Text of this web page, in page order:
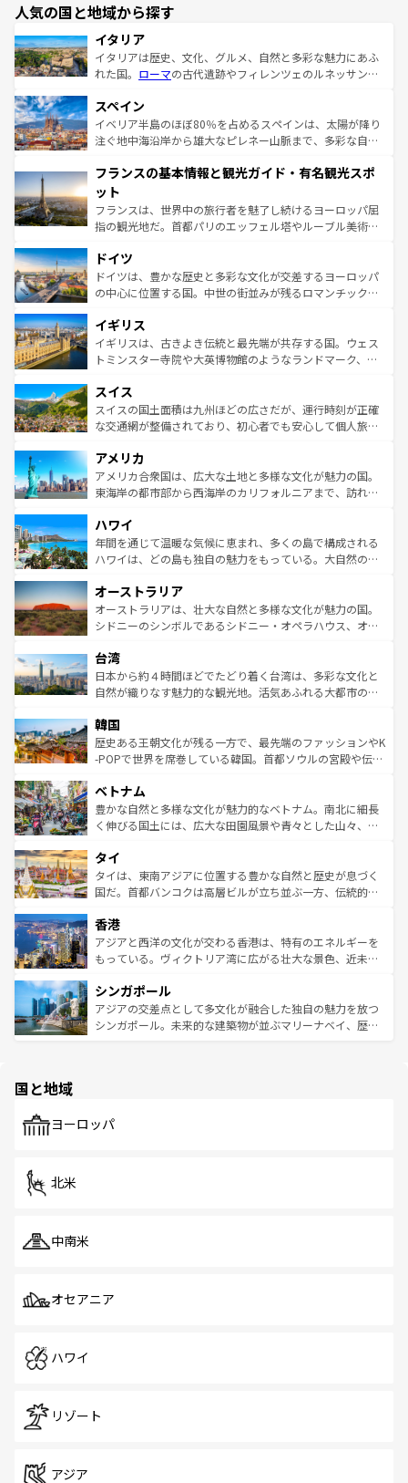
人気の国と地域から探す
イタリア
イタリアは歴史、文化、グルメ、自然と多彩な魅力にあふ
れた国。 ローマの古代遺跡やフィレンツェのルネッサンス
ろん、トスカーナの美しい田園風景やアマルフィ海岸の絶
景など、自然景観も見逃せない。観光の合間には、本場の
ピザやパスタなど、絶品のイタリア料理を堪能することも
ませてくれるイタリアで、忘れられない旅をしてみよう！
なお、新着のイタリア情報は
しい。
スペイン
イベリア半島のほぼ80％を占めるスペインは、太陽が降り
注ぐ地中海沿岸から雄大なピレネー山脈まで、多彩な自然
文化が根付くこの国では、情熱的なフラメンコ、熱気あふ
れる闘牛、そして美味しいタパスが生活の一部となってい
る。首都マドリードの洗練された雰囲気や、バルセロナの
アートに溢れた街角から、地方では古代ローマ遺跡や中世
せる。地方によって風土や気候が異なるスペインはその個
性で訪れる人を魅了する。 なお、新着のスペイン情報は コ
ンテンツ一覧を参照してほしい。
フランスの基本情報と観光ガイド・有名観光スポ
ット
フランスは、世界中の旅行者を魅了し続けるヨーロッパ屈
指の観光地だ。首都パリのエッフェル塔やルーブル美術館
で、幅広い魅力が詰まっている。華麗な宮殿、歴史的な大
聖堂、美しいビーチ、そして豊かな自然が、訪れる者を心
から魅了する。また、フランスは美食の国としても知ら
いる。シャンパンの発祥地であるランス、プロヴァンスの
香り高いラベンダー畑など、多彩な楽しみ方が可能だ。さ
らに、パリ以外の地域にも魅力が溢れており、どの街角に
れる地方に足を運ぶとそれぞれで全く異なる文化を体験で
きるだろう。 なお、新着のフランス情報はコンテンツ一覧
を参照してほしい。
ドイツ
ドイツは、豊かな歴史と多彩な文化が交差するヨーロッパ
の中心に位置する国。中世の街並みが残るロマンチック街
顔を持つこの国は、どこを歩いても飽きることがない。ベ
ルリンの文化的活気、バイエルン州のアルプスの絶景、そ
してライン川沿いのワイン畑といった風景は必見。ビール
は、お酒好きな人にはぜひ体験してほしい。 なお、新着の
ドイツ情報はコンテンツ一覧を参照してほしい。
イギリス
イギリスは、古きよき伝統と最先端が共存する国。ウェス
トミンスター寺院や大英博物館のようなランドマーク、歴
リアごとに異なる魅力がある。また、優雅なアフタヌーン
ティー、ビール好きにはたまらない英国パブ、サッカー観
戦など、本場だからこそできる体験も豊富。イギリスを旅
ンツ一覧を参照してほしい。
スイス
スイスの国土面積は九州ほどの広さだが、運行時刻が正確
な交通網が整備されており、初心者でも安心して個人旅行
の建物がそのまま残る町や、スイスならではのユニークな
博物館もあり、アルプス観光だけでなく町歩きも満喫する
ことができる。国民の所得が高いため物価も高いが、旅行
ば市内交通費無料で観光を楽しむこともできる。 なお、新
着のスイス情報はコンテンツ一覧 を参照してほしい。
アメリカ
アメリカ合衆国は、広大な土地と多様な文化が魅力の国。
東海岸の都市部から西海岸のカリフォルニアまで、訪れる
のような巨大都市は、観光、ショッピング、エンターテイ
ンメントが詰まった刺激的なスポットだ。一方、アメリカ
西部には大自然が広がり、グランドキャニオンやイエロー
部のニューオーリンズでは、音楽と美食が融合した独特の
文化が魅力。旅行者はアメリカの各地域で異なる魅力を楽
しみながら、その多様性と豊かな歴史を感じることができ
ならではの贅沢な旅のスタイルだ。 なお、新着のアメリカ
情報はコンテンツ一覧を参照してほしい。
ハワイ
年間を通じて温暖な気候に恵まれ、多くの島で構成される
ハワイは、どの島も独自の魅力をもっている。大自然の神
ワイ島は見逃せない。また、定番の観光地といえばオアフ
島だが、静かな自然を求めるならマウイ島やカウアイ島が
おすすめ。エメラルドグリーンに輝く海をはじめ、豊かな
れるおもてなしの心で訪れる人々を迎えてくれるハワイの
人々、おいしいローカルフードやハワイアンミュージッ
ク、伝統的なフラダンスなど、すべてがハワイの魅力を彩
ワイを、存分に味わってほしい。 なお、新着のハワイ情報
はコンテンツ一覧を参照してほしい。
オーストラリア
オーストラリアは、壮大な自然と多様な文化が魅力の国。
シドニーのシンボルであるシドニー・オペラハウス、オー
リアリーフや大陸中央部にそびえるウルル（エアーズロッ
ク）、タスマニアの美しい原生林やケアンズの熱帯雨林な
ど、見どころがたくさん。また、カフェやワイン、オージ
いる。アクティビティも充実しており、サーフィンやダイ
ビング、ハイキングなど、アウトドア好きにはたまらな
い。オーストラリアの多彩な魅力を存分に味わいつくそ
参照してほしい。
台湾
日本から約４時間ほどでたどり着く台湾は、多彩な文化と
自然が織りなす魅力的な観光地。活気あふれる大都市の台
ン）、静ひつな山岳地帯である台湾東部など、都市の喧騒
と山間の静けさが共存しており、訪れる人に新しい発見と
驚きをもたらしてくれる。また、奥深い台湾の食文化も魅
容にもいいと評判のスイーツなど、バラエティ豊かな料理
が味わえる。 なお、新着の台湾情報は コンテンツ一覧を参
照してほしい。
韓国
歴史ある王朝文化が残る一方で、最先端のファッションやK
-POPで世界を席巻している韓国。首都ソウルの宮殿や伝統
き、地方に足を延ばせば四季折々の自然美を楽しむことが
できる。そして、キムチや焼肉、絶品のストリートフード
まで、さまざまな韓国料理が待っている。夜には、韓国な
リティに包まれながら、韓国の多彩な魅力を心ゆくまで味
わってみてほしい。 なお、新着の韓国情報はコンテンツ一
覧を参照してほしい。
ベトナム
豊かな自然と多様な文化が魅力的なベトナム。南北に細長
く伸びる国土には、広大な田園風景や青々とした山々、世
急速な発展と共に伝統が息づく。ハノイの古い町並みやホ
ーチミン市のフランス統治時代の建物も、独特の雰囲気を
醸し出している。また、バラエティの豊かさとおいしさで
とつ。フォーやバインミー、ベトナムコーヒーなどは、ぜ
ひ現地で味わいたい。どの地域を訪れてもあたたかい人々
が旅行者を迎えてくれるので、きっと忘れられない旅にな
参照してほしい。
タイ
タイは、東南アジアに位置する豊かな自然と歴史が息づく
国だ。首都バンコクは高層ビルが立ち並ぶ一方、伝統的な
の活気が交差している。北部ではチェンマイなどの山岳地
帯で自然と触れ合い、南部ではプーケットやクラビの美し
いビーチでリゾート気分を楽しむことができる。タイ料理
激する。気候は一年中温暖で、どの季節にも異なる楽しみ
が待っている。親しみやすいタイの人々、仏教を中心とし
た文化、そして多様な観光資源が、訪れる旅人を魅了し続
香港
アジアと西洋の文化が交わる香港は、特有のエネルギーを
もっている。ヴィクトリア湾に広がる壮大な景色、近未来
み、どこを訪れても感動するはず。観光スポットが密集し
ており、効率よく見どころを回れるのも魅力。息をのむよ
うな絶景から文化的な体験まで、香港を存分に楽しみ尽く
シンガポール
アジアの交差点として多文化が融合した独自の魅力を放つ
シンガポール。未来的な建築物が並ぶマリーナベイ、歴史
で、ホーカーズは地元の風情を楽しめる外せないスポット
国と地域
ヨーロッパ
北米
中南米
オセアニア
ハワイ
リゾート
アジア